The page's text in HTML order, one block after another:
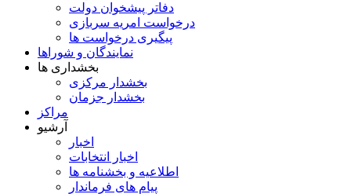
دفاتر پیشخوان دولت
درخواست امریه سربازی
پیگیری درخواست ها
نمایندگان و شوراها
بخشداری ها
بخشدار مرکزی
بخشدار جزمان
مراکز
آرشیو
اخبار
اخبار انتخابات
اطلاعیه و بخشنامه ها
پیام های فرماندار